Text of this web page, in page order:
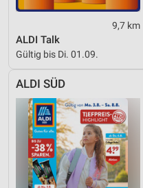
9,7 km
ALDI Talk
Gültig bis Di. 01.09.
ALDI SÜD